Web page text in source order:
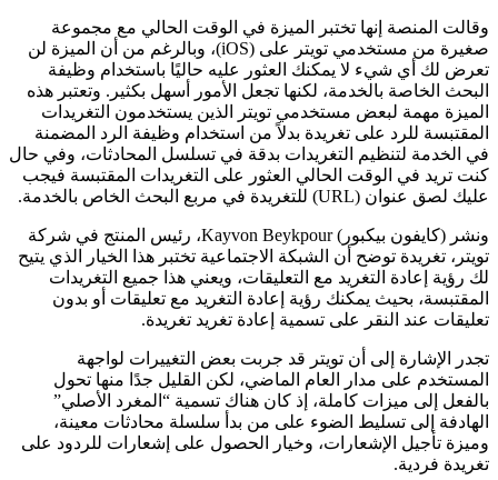
وقالت المنصة إنها تختبر الميزة في الوقت الحالي مع مجموعة
صغيرة من مستخدمي تويتر على (iOS)، وبالرغم من أن الميزة لن
تعرض لك أي شيء لا يمكنك العثور عليه حاليًا باستخدام وظيفة
البحث الخاصة بالخدمة، لكنها تجعل الأمور أسهل بكثير. وتعتبر هذه
الميزة مهمة لبعض مستخدمي تويتر الذين يستخدمون التغريدات
المقتبسة للرد على تغريدة بدلاً من استخدام وظيفة الرد المضمنة
في الخدمة لتنظيم التغريدات بدقة في تسلسل المحادثات، وفي حال
كنت تريد في الوقت الحالي العثور على التغريدات المقتبسة فيجب
عليك لصق عنوان (URL) للتغريدة في مربع البحث الخاص بالخدمة.
ونشر (كايفون بيكبور) Kayvon Beykpour، رئيس المنتج في شركة
تويتر، تغريدة توضح أن الشبكة الاجتماعية تختبر هذا الخيار الذي يتيح
لك رؤية إعادة التغريد مع التعليقات، ويعني هذا جميع التغريدات
المقتبسة، بحيث يمكنك رؤية إعادة التغريد مع تعليقات أو بدون
تعليقات عند النقر على تسمية إعادة تغريد تغريدة.
تجدر الإشارة إلى أن تويتر قد جربت بعض التغييرات لواجهة
المستخدم على مدار العام الماضي، لكن القليل جدًا منها تحول
بالفعل إلى ميزات كاملة، إذ كان هناك تسمية “المغرد الأصلي”
الهادفة إلى تسليط الضوء على من بدأ سلسلة محادثات معينة،
وميزة تأجيل الإشعارات، وخيار الحصول على إشعارات للردود على
تغريدة فردية.